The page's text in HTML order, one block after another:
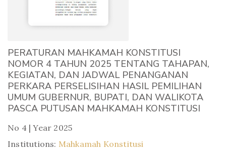
PERATURAN MAHKAMAH KONSTITUSI
NOMOR 4 TAHUN 2025 TENTANG TAHAPAN,
KEGIATAN, DAN JADWAL PENANGANAN
PERKARA PERSELISIHAN HASIL PEMILIHAN
UMUM GUBERNUR, BUPATI, DAN WALIKOTA
PASCA PUTUSAN MAHKAMAH KONSTITUSI
No 4 | Year 2025
Institutions: Mahkamah Konstitusi